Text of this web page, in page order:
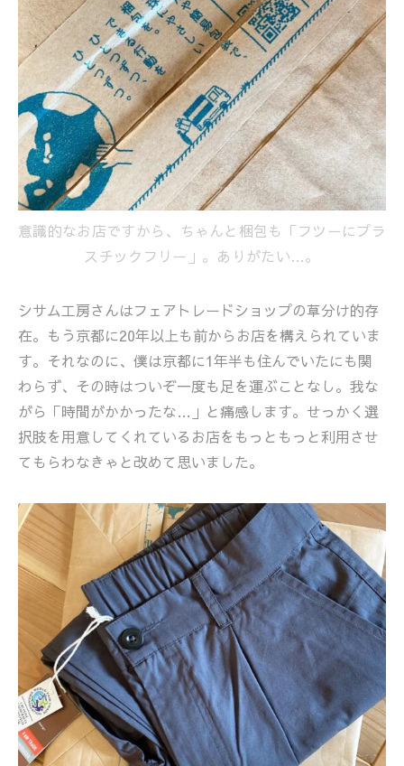
意識的なお店ですから、ちゃんと梱包も「フツーにプラ
スチックフリー」。ありがたい…。
シサム工房さんはフェアトレードショップの草分け的存
在。もう京都に20年以上も前からお店を構えられていま
す。それなのに、僕は京都に1年半も住んでいたにも関
わらず、その時はついぞ一度も足を運ぶことなし。我な
がら「時間がかかったな…」と痛感します。せっかく選
択肢を用意してくれているお店をもっともっと利用させ
てもらわなきゃと改めて思いました。